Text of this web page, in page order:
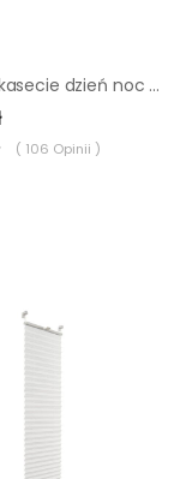
Roleta w kasecie dzień noc Naturale szara 79.5 x 150 cm prawa
( 106 Opinii )